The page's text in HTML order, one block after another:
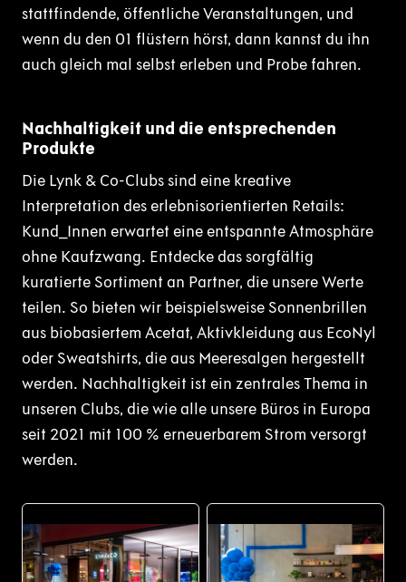
stattfindende, öffentliche Veranstaltungen, und
wenn du den 01 flüstern hörst, dann kannst du ihn
auch gleich mal selbst erleben und Probe fahren.
Nachhaltigkeit und die entsprechenden
Produkte
Die Lynk & Co-Clubs sind eine kreative
Interpretation des erlebnisorientierten Retails:
Kund_Innen erwartet eine entspannte Atmosphäre
ohne Kaufzwang. Entdecke das sorgfältig
kuratierte Sortiment an Partner, die unsere Werte
teilen. So bieten wir beispielsweise Sonnenbrillen
aus biobasiertem Acetat, Aktivkleidung aus EcoNyl
oder Sweatshirts, die aus Meeresalgen hergestellt
werden. Nachhaltigkeit ist ein zentrales Thema in
unseren Clubs, die wie alle unsere Büros in Europa
seit 2021 mit 100 % erneuerbarem Strom versorgt
werden.